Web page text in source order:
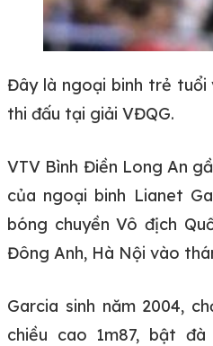
Đây là ngoại binh trẻ tuổi
thi đấu tại giải VĐQG.
VTV Bình Điền Long An
của ngoại binh Lianet
bóng chuyền Vô địch
Đông Anh, Hà Nội vào
Garcia sinh năm 2004,
chiều cao 1m87, bật